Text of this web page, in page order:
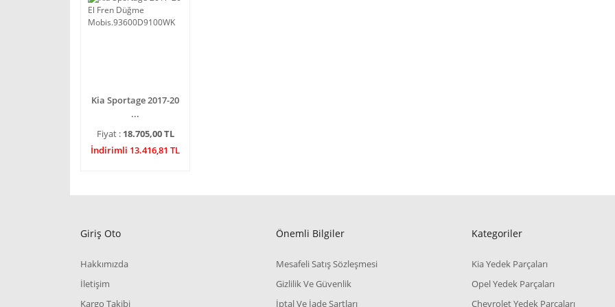
Kia Sportage 2017-20
...
Fiyat : 18.705,00 TL
İndirimli 13.416,81 TL
Giriş Oto
Hakkımızda
İletişim
Kargo Takibi
Önemli Bilgiler
Mesafeli Satış Sözleşmesi
Gizlilik Ve Güvenlik
İptal Ve İade Şartları
Kategoriler
Kia Yedek Parçaları
Opel Yedek Parçaları
Chevrolet Yedek Parçaları